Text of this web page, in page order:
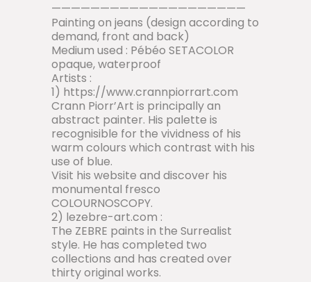
————————————————————
Painting on jeans (design according to
demand, front and back)
Medium used : Pébéo SETACOLOR
opaque, waterproof
Artists :
1) https://www.crannpiorrart.com
Crann Piorr’Art is principally an
abstract painter. His palette is
recognisible for the vividness of his
warm colours which contrast with his
use of blue.
Visit his website and discover his
monumental fresco
COLOURNOSCOPY.
2) lezebre-art.com :
The ZEBRE paints in the Surrealist
style. He has completed two
collections and has created over
thirty original works.